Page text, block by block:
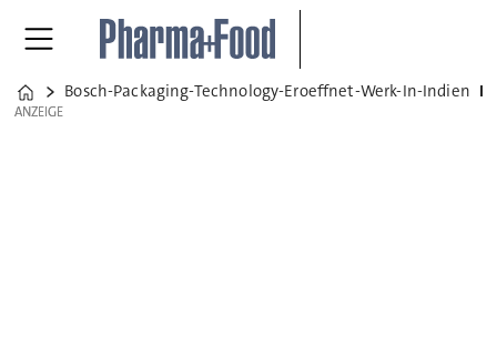
Home
Bosch-Packaging-Technology-Eroeffnet-Werk-In-Indien
ANZEIGE
ANZEIGE